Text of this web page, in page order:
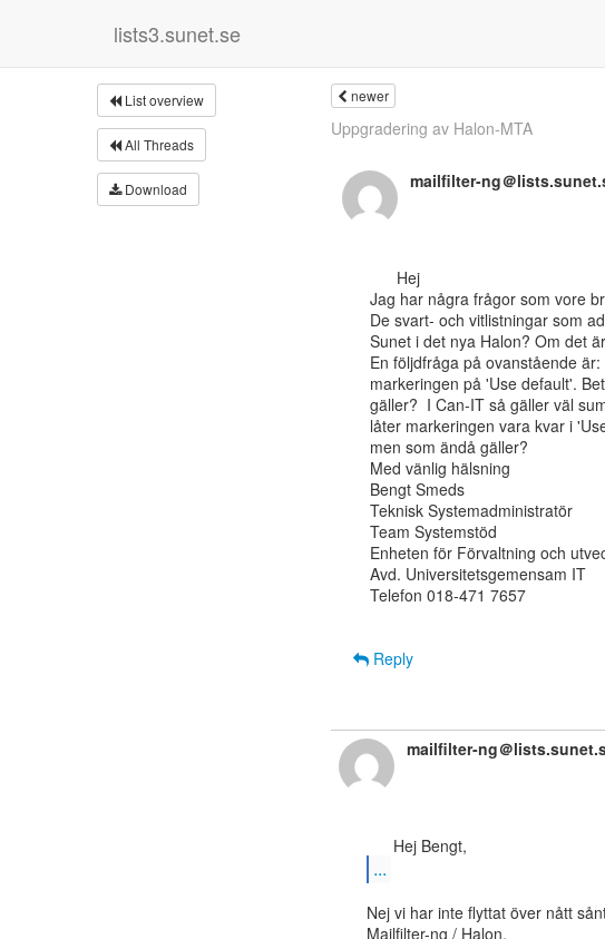
lists3.sunet.se
List overview
All Threads
Download
newer
Uppgradering av Halon-MTA
mailfilter-ng＠
Jag har några frågor som vore
De svart- och vitlistningar som
Sunet i det nya Halon? Om det
En följdfråga på ovanstående
markeringen på 'Use default'.
gäller?  I Can-IT så gäller väl
låter markeringen vara kvar i
men som ändå gäller?
Med vänlig hälsning
Bengt Smeds
Teknisk Systemadministratör
Team Systemstöd
Enheten för Förvaltning och
Avd. Universitetsgemensam IT
Telefon 018-471 7657
Reply
mailfilter-ng＠
...
Nej vi har inte flyttat över nått